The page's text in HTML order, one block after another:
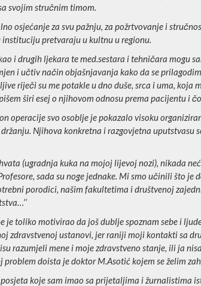
svojim stručnim timom.
osjećanje za svu pažnju, za požrtvovanje i
pretvaraju u kultnu u regionu.
i drugih ljekara te med.sestara i tehničara mogu
i učtiv način objašnjavanja kako da se
riječi su me potakle u dno duše, srca i uma, koja
širi esej o njihovom odnosu prema pacijentu i
operacije svo osoblje je pokazalo visoku
Njihova konkretna i razgovjetna uputstvasu
(ugradnja kuka na mojoj lijevoj nozi), nikada
sada su noge jednake. Mi smo učinili što je
porodici, našim fakultetima i društvenoj
je toliko motivirao da još dublje spoznam sebe i
zdravstvenoj ustanovi, jer raniji moji kontakti sa
razumjeli mene i moje zdravstveno stanje, ili ja
doista je doktor M.Asotić kojem se želim
koje sam imao sa prijetaljima i žurnalistima